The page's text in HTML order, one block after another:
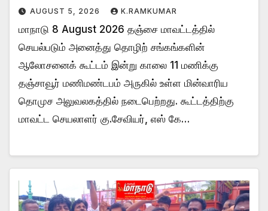
AUGUST 5, 2026 K.RAMKUMAR
மாநாடு 8 August 2026 தஞ்சை மாவட்டத்தில்
செயல்படும் அனைத்து தொழிற் சங்கங்களின்
ஆலோசனைக் கூட்டம் இன்று காலை 11 மணிக்கு
தஞ்சாவூர் மணிமண்டபம் அருகில் உள்ள மின்வாரிய
தொமுச அலுவலகத்தில் நடைபெற்றது. கூட்டத்திற்கு
மாவட்ட செயலாளர் கு.சேவியர், எஸ் கே…